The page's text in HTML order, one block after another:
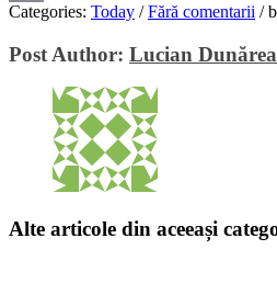
Email
Categories: Today / Fără comentarii /
Post Author: Lucian
Alte articole din aceeași